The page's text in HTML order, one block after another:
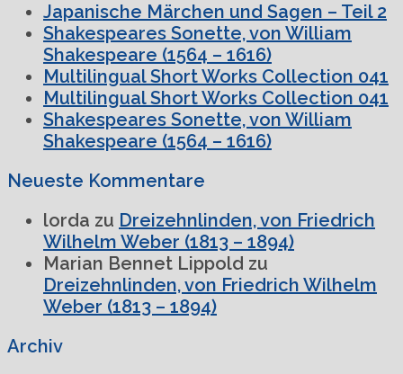
Japanische Märchen und Sagen – Teil 2
Shakespeares Sonette, von William
Shakespeare (1564 – 1616)
Multilingual Short Works Collection 041
Multilingual Short Works Collection 041
Shakespeares Sonette, von William
Shakespeare (1564 – 1616)
Neueste Kommentare
lorda zu Dreizehnlinden, von Friedrich
Wilhelm Weber (1813 – 1894)
Marian Bennet Lippold zu
Dreizehnlinden, von Friedrich Wilhelm
Weber (1813 – 1894)
Archiv